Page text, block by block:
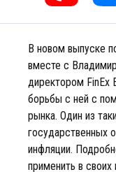
В новом выпуске
вместе с
директором FinEx
борьбы с ней с
рынка. Один из
государственных
инфляции.
применить в своих